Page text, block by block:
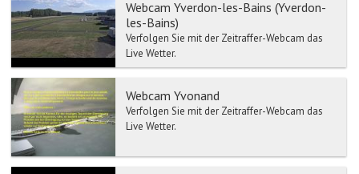
Webcam Yverdon-les-Bains (Yverdon-
les-Bains)
Verfolgen Sie mit der Zeitraffer-Webcam das
Live Wetter.
Webcam Yvonand
Verfolgen Sie mit der Zeitraffer-Webcam das
Live Wetter.